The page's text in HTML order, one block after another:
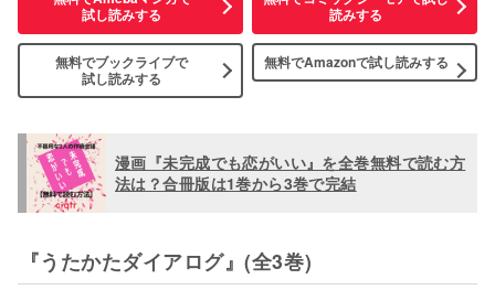
試し読みする
読みする
無料でブックライブで
試し読みする
無料でAmazonで試し読みする
漫画『未完成でも恋がいい』を全巻無料で読む方
法は？合冊版は1巻から3巻で完結
『うたかたダイアログ』(全3巻)